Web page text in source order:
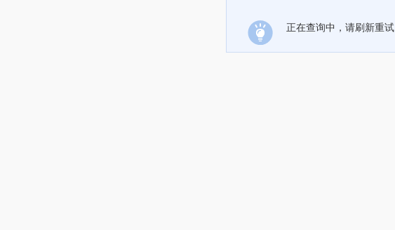
正在查询中，请刷新重试